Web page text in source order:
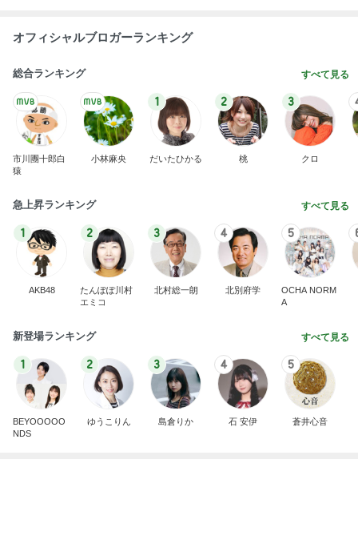
オフィシャルブロガーランキング
総合ランキング すべて見る
市川團十郎白
猿
小林麻央
1
だいたひかる
2
桃
3
クロ
急上昇ランキング すべて見る
1
AKB48
2
たんぽぽ川村
エミコ
3
北村総一朗
4
北別府学
5
OCHA NORM
A
新登場ランキング すべて見る
1
BEYOOOOO
NDS
2
ゆうこりん
3
島倉りか
4
石 安伊
5
蒼井心音